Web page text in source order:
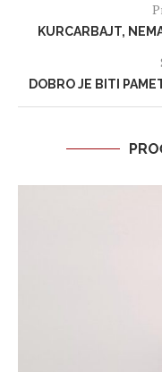
KURCARBAJT,
DOBRO JE BITI